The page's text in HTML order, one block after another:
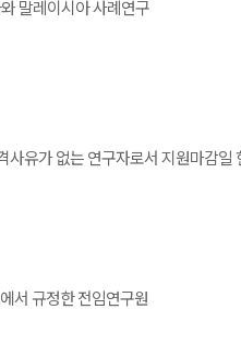
말레이시아 사례연구
사유가 없는 연구자로서 지원마감일
서 규정한 전임연구원